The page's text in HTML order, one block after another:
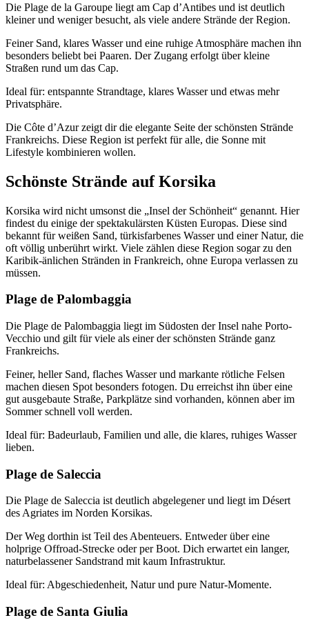
Die Plage de la Garoupe liegt am Cap d’Antibes und ist deutlich
kleiner und weniger besucht, als viele andere Strände der Region.
Feiner Sand, klares Wasser und eine ruhige Atmosphäre machen ihn
besonders beliebt bei Paaren. Der Zugang erfolgt über kleine
Straßen rund um das Cap.
Ideal für: entspannte Strandtage, klares Wasser und etwas mehr
Privatsphäre.
Die Côte d’Azur zeigt dir die elegante Seite der schönsten Strände
Frankreichs. Diese Region ist perfekt für alle, die Sonne mit
Lifestyle kombinieren wollen.
Schönste Strände auf Korsika
Korsika wird nicht umsonst die „Insel der Schönheit“ genannt. Hier
findest du einige der spektakulärsten Küsten Europas. Diese sind
bekannt für weißen Sand, türkisfarbenes Wasser und einer Natur, die
oft völlig unberührt wirkt. Viele zählen diese Region sogar zu den
Karibik-änlichen Stränden in Frankreich, ohne Europa verlassen zu
müssen.
Plage de Palombaggia
Die Plage de Palombaggia liegt im Südosten der Insel nahe Porto-
Vecchio und gilt für viele als einer der schönsten Strände ganz
Frankreichs.
Feiner, heller Sand, flaches Wasser und markante rötliche Felsen
machen diesen Spot besonders fotogen. Du erreichst ihn über eine
gut ausgebaute Straße, Parkplätze sind vorhanden, können aber im
Sommer schnell voll werden.
Ideal für: Badeurlaub, Familien und alle, die klares, ruhiges Wasser
lieben.
Plage de Saleccia
Die Plage de Saleccia ist deutlich abgelegener und liegt im Désert
des Agriates im Norden Korsikas.
Der Weg dorthin ist Teil des Abenteuers. Entweder über eine
holprige Offroad-Strecke oder per Boot. Dich erwartet ein langer,
naturbelassener Sandstrand mit kaum Infrastruktur.
Ideal für: Abgeschiedenheit, Natur und pure Natur-Momente.
Plage de Santa Giulia